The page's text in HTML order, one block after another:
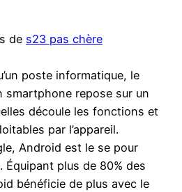
de s23 pas chère
poste informatique, le
smartphone repose sur un
découle les fonctions et
par l’appareil.
Android est le se pour
Équipant plus de 80% des
bénéficie de plus avec le